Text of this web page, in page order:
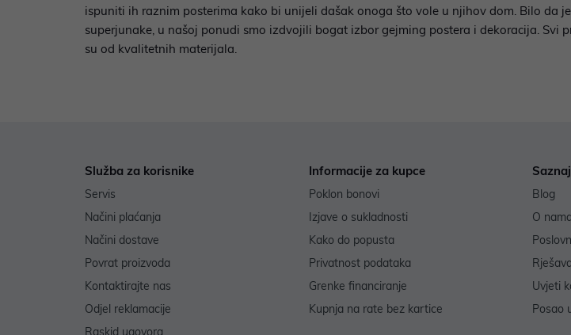
ispuniti ih raznim posterima kako bi unijeli dašak onoga što vole u njihov dom. Bilo da
superjunake, u našoj ponudi smo izdvojili bogat izbor gejming postera i dekoracija.
su od kvalitetnih materijala.
Služba za korisnike
Servis
Načini plaćanja
Načini dostave
Povrat proizvoda
Kontaktirajte nas
Odjel reklamacije
Raskid ugovora
Informacije za kupce
Poklon bonovi
Izjave o sukladnosti
Kako do popusta
Privatnost podataka
Grenke financiranje
Kupnja na rate bez kartice
Blog
O nama
Uvjeti
Posao